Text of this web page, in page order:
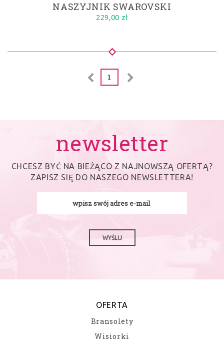
NASZYJNIK SWAROVSKI
229,00 zł
1
newsletter
CHCESZ BYĆ NA BIEŻĄCO Z NAJNOWSZĄ OFERTĄ?
ZAPISZ SIĘ DO NASZEGO NEWSLETTERA!
WYŚLIJ
OFERTA
Bransolety
Wisiorki